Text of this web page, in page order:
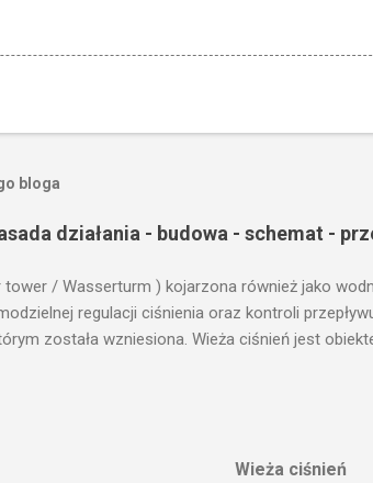
bloga
działania - budowa - schemat -
tower / Wasserturm ) kojarzona również jako
regulacji ciśnienia oraz kontroli
została wzniesiona. Wieża ciśnień jest
przemysłowych, miejskich oraz
na najwyższym lokalnym wzniesieniu.
Wieża ciśnień